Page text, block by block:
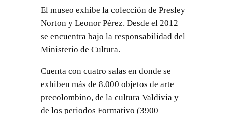
El museo exhibe la colección de Presley
Norton y Leonor Pérez. Desde el 2012
se encuentra bajo la responsabilidad del
Ministerio de Cultura.
Cuenta con cuatro salas en donde se
exhiben más de 8.000 objetos de arte
precolombino, de la cultura Valdivia y
de los periodos Formativo (3900